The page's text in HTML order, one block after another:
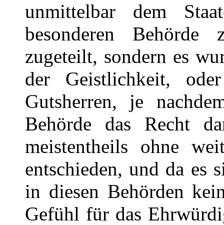
unmittelbar dem
besonderen
zugeteilt, sondern es
der Geistlichkeit,
Gutsherren, je
Behörde das Recht
meistentheils ohne
entschieden, und da es
in diesen Behörden
Gefühl für das